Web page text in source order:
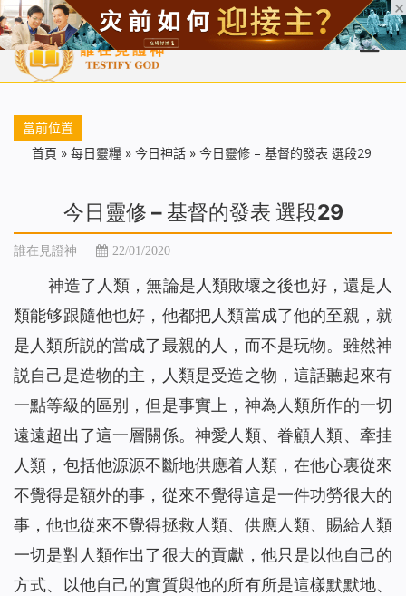
首頁 每日靈糧 天國福音 基督徒見證 信仰解答 聖經
當前位置
首頁 » 每日靈糧 » 今日神話 » 今日靈修 – 基督的發表 選段29
今日靈修 – 基督的發表 選段29
誰在見證神 22/01/2020
神造了人類，無論是人類敗壞之後也好，還是人
類能够跟隨他也好，他都把人類當成了他的至親，就
是人類所説的當成了最親的人，而不是玩物。雖然神
説自己是造物的主，人類是受造之物，這話聽起來有
一點等級的區别，但是事實上，神為人類所作的一切
遠遠超出了這一層關係。神愛人類、眷顧人類、牽挂
人類，包括他源源不斷地供應着人類，在他心裏從來
不覺得是額外的事，從來不覺得這是一件功勞很大的
事，他也從來不覺得拯救人類、供應人類、賜給人類
一切是對人類作出了很大的貢獻，他只是以他自己的
方式、以他自己的實質與他的所有所是這樣默默地、